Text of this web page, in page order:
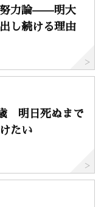
努力論——明大
し続ける理由
明日死ぬまで
たい